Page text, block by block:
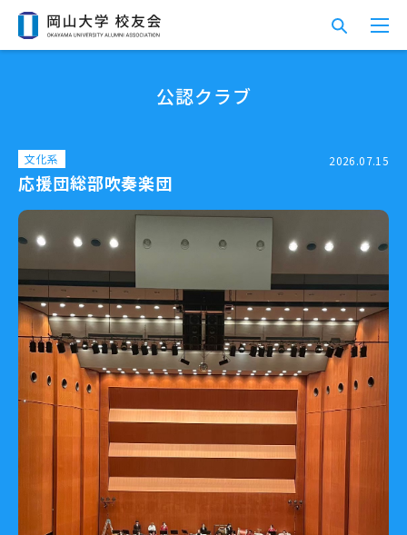
公認クラブ
文化系 2026.07.15
応援団総部吹奏楽団